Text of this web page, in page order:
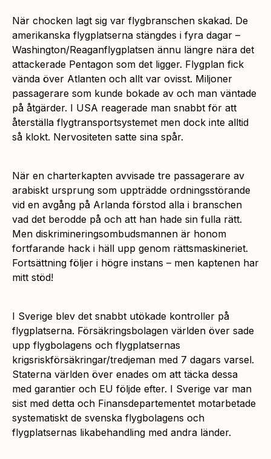
När chocken lagt sig var flygbranschen skakad. De
amerikanska flygplatserna stängdes i fyra dagar –
Washington/Reaganflygplatsen ännu längre nära det
attackerade Pentagon som det ligger. Flygplan fick
vända över Atlanten och allt var ovisst. Miljoner
passagerare som kunde bokade av och man väntade
på åtgärder. I USA reagerade man snabbt för att
återställa flygtransportsystemet men dock inte alltid
så klokt. Nervositeten satte sina spår.
När en charterkapten avvisade tre passagerare av
arabiskt ursprung som uppträdde ordningsstörande
vid en avgång på Arlanda förstod alla i branschen
vad det berodde på och att han hade sin fulla rätt.
Men diskrimineringsombudsmannen är honom
fortfarande hack i häll upp genom rättsmaskineriet.
Fortsättning följer i högre instans – men kaptenen har
mitt stöd!
I Sverige blev det snabbt utökade kontroller på
flygplatserna. Försäkringsbolagen världen över sade
upp flygbolagens och flygplatsernas
krigsriskförsäkringar/tredjeman med 7 dagars varsel.
Staterna världen över enades om att täcka dessa
med garantier och EU följde efter. I Sverige var man
sist med detta och Finansdepartementet motarbetade
systematiskt de svenska flygbolagens och
flygplatsernas likabehandling med andra länder.